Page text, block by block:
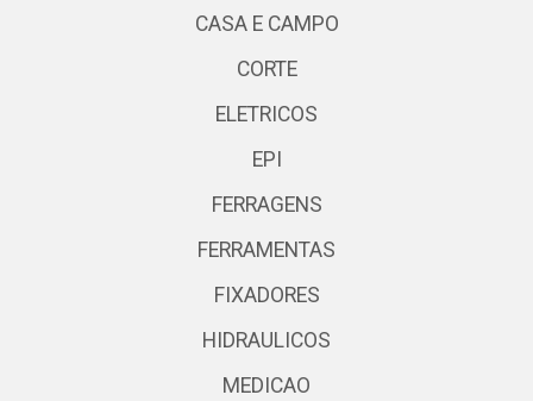
CASA E CAMPO
CORTE
ELETRICOS
EPI
FERRAGENS
FERRAMENTAS
FIXADORES
HIDRAULICOS
MEDICAO